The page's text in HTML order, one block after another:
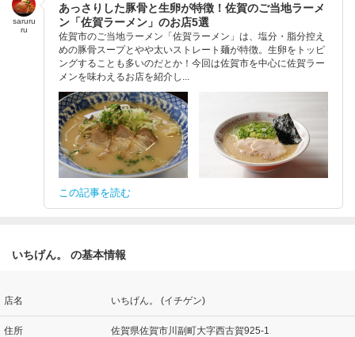
saruru
ru
あっさりした豚骨と生卵が特徴！佐賀のご当地ラーメ
ン「佐賀ラーメン」のお店5選
佐賀市のご当地ラーメン「佐賀ラーメン」は、塩分・脂分控え
めの豚骨スープとやや太いストレート麺が特徴。生卵をトッピ
ングすることも多いのだとか！今回は佐賀市を中心に佐賀ラー
メンを味わえるお店を紹介し...
この記事を読む
いちげん。 の基本情報
店名 いちげん。 (イチゲン)
住所 佐賀県佐賀市川副町大字西古賀925-1